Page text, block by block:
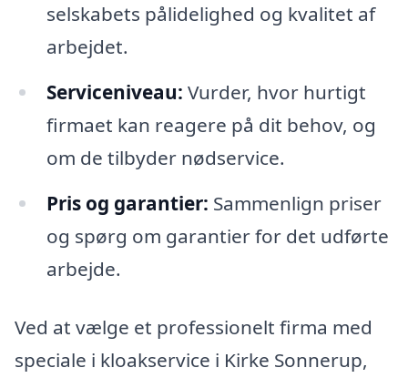
selskabets pålidelighed og kvalitet af
arbejdet.
Serviceniveau: Vurder, hvor hurtigt
firmaet kan reagere på dit behov, og
om de tilbyder nødservice.
Pris og garantier: Sammenlign priser
og spørg om garantier for det udførte
arbejde.
Ved at vælge et professionelt firma med
speciale i kloakservice i Kirke Sonnerup,